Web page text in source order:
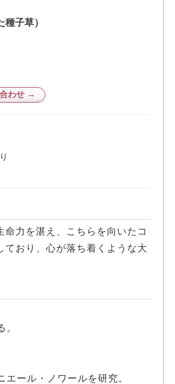
子草）
わせ →
力を湛え、こちらを向いたコ
ており、心が落ち着くような大
ール・ノワールを研究。